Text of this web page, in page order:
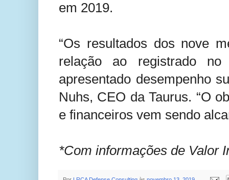
em 2019.
“Os resultados dos nove
relação ao registrado
apresentado desempenho
Nuhs, CEO da Taurus. “O
e financeiros vem sendo
*Com informações de Valor